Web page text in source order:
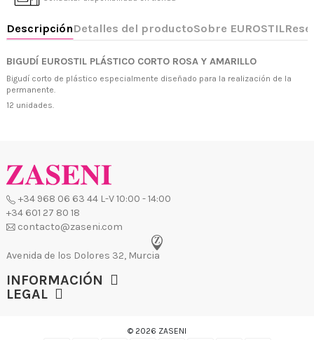
BIGUDÍ EUROSTIL PLÁSTICO CORTO ROSA Y AMARILLO
Bigudí corto de plástico especialmente diseñado para la realización de la
permanente.
12 unidades.
+34 968 06 63 44L-V 10:00 - 14:00
+34 601 27 80 18
contacto@zaseni.com
INFORMACIÓN
LEGAL
© 2026 ZASENI